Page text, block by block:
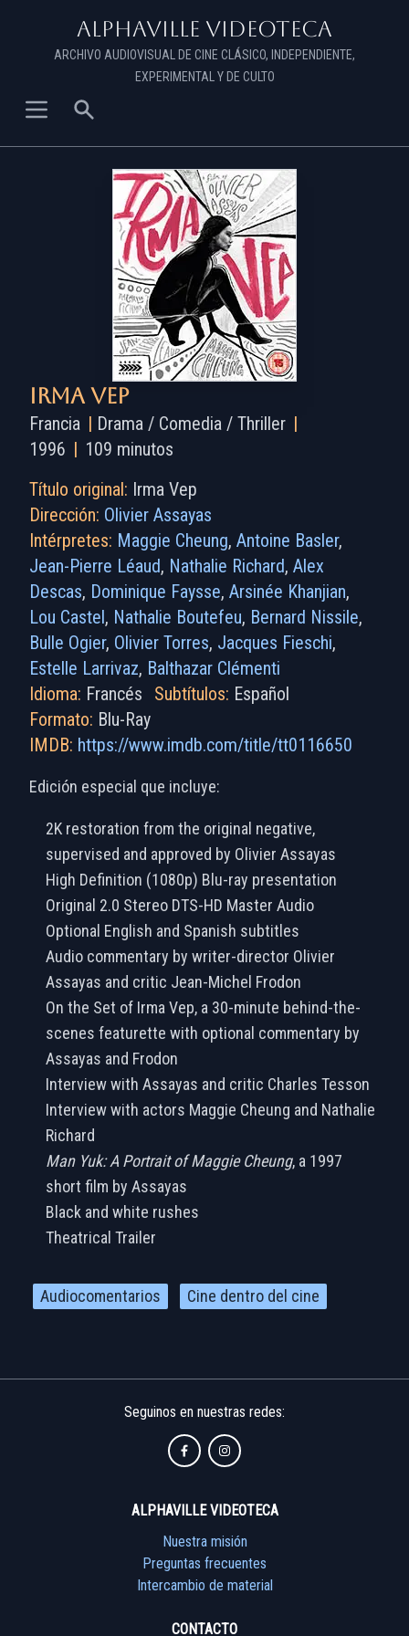
Alphaville Videoteca
ARCHIVO AUDIOVISUAL DE CINE CLÁSICO, INDEPENDIENTE,
EXPERIMENTAL Y DE CULTO
Irma Vep
Francia | Drama / Comedia / Thriller |
1996 | 109 minutos
Título original: Irma Vep
Dirección: Olivier Assayas
Intérpretes: Maggie Cheung, Antoine Basler,
Jean-Pierre Léaud, Nathalie Richard, Alex
Descas, Dominique Faysse, Arsinée Khanjian,
Lou Castel, Nathalie Boutefeu, Bernard Nissile,
Bulle Ogier, Olivier Torres, Jacques Fieschi,
Estelle Larrivaz, Balthazar Clémenti
Idioma: Francés Subtítulos: Español
Formato: Blu-Ray
IMDB: https://www.imdb.com/title/tt0116650
Edición especial que incluye:
2K restoration from the original negative,
supervised and approved by Olivier Assayas
High Definition (1080p) Blu-ray presentation
Original 2.0 Stereo DTS-HD Master Audio
Optional English and Spanish subtitles
Audio commentary by writer-director Olivier
Assayas and critic Jean-Michel Frodon
On the Set of Irma Vep, a 30-minute behind-the-
scenes featurette with optional commentary by
Assayas and Frodon
Interview with Assayas and critic Charles Tesson
Interview with actors Maggie Cheung and Nathalie
Richard
Man Yuk: A Portrait of Maggie Cheung, a 1997
short film by Assayas
Black and white rushes
Theatrical Trailer
Audiocomentarios Cine dentro del cine
Seguinos en nuestras redes:
ALPHAVILLE VIDEOTECA
Nuestra misión
Preguntas frecuentes
Intercambio de material
CONTACTO